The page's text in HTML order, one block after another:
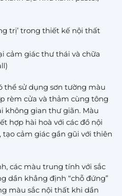
trị’ trong thiết kế nội thất
cảm giác thư thái và chữa
thể sử dụng sơn tường màu
rèm cửa và thảm cùng tông
không gian thư giãn. Màu
hợp hài hoà với các đồ nội
cảm giác gần gũi với thiên
các màu trung tính với sắc
dần khẳng định “chỗ đứng”
màu sắc nội thất khi dần